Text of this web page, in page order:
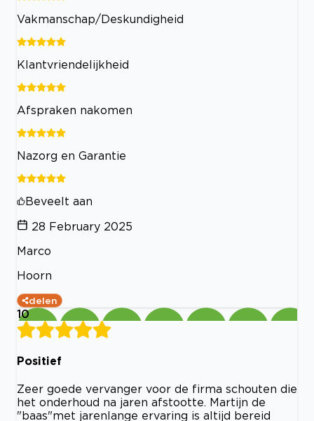
Vakmanschap/Deskundigheid
Klantvriendelijkheid
Afspraken nakomen
Nazorg en Garantie
Beveelt aan
28 February 2025
Marco
Hoorn
delen
10
Positief
Zeer goede vervanger voor de firma schouten die
het onderhoud na jaren afstootte. Martijn de
"baas"met jarenlange ervaring is altijd bereid